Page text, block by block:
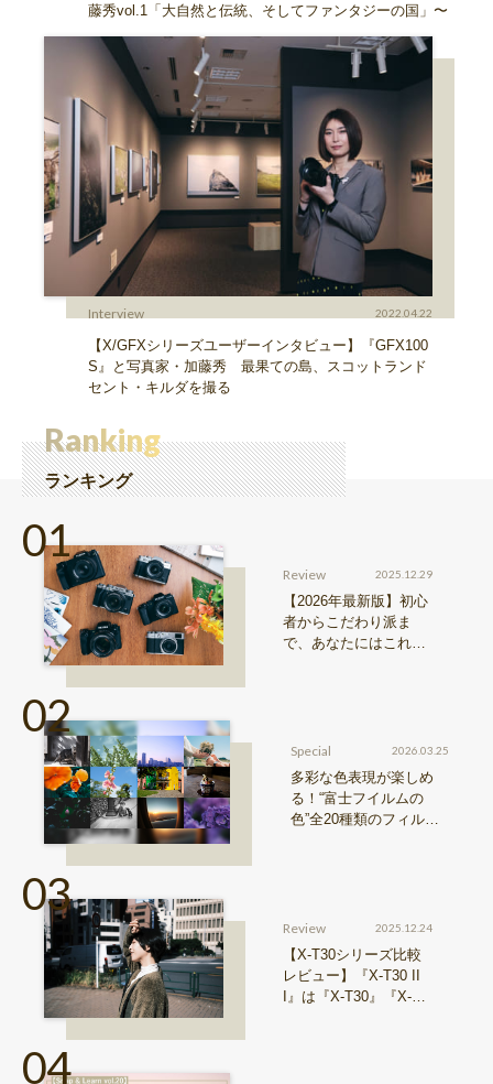
藤秀vol.1「大自然と伝統、そしてファンタジーの国」〜
Interview 2022.04.22
【X/GFXシリーズユーザーインタビュー】『GFX100
S』と写真家・加藤秀 最果ての島、スコットランド
セント・キルダを撮る
Ranking
ランキング
Review 2025.12.29
【2026年最新版】初心
者からこだわり派ま
で、あなたにはこれが
Special 2026.03.25
多彩な色表現が楽しめ
る！“富士フイルムの
色”全20種類のフィルム
Review 2025.12.24
【X-T30シリーズ比較
レビュー】『X-T30 II
I』は『X-T30』『X-T3